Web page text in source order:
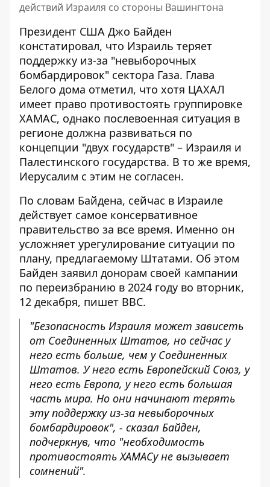
действий Израиля со стороны Вашингтона
Президент США Джо Байден
констатировал, что Израиль теряет
поддержку из-за "невыборочных
бомбардировок" сектора Газа. Глава
Белого дома отметил, что хотя ЦАХАЛ
имеет право противостоять группировке
ХАМАС, однако послевоенная ситуация в
регионе должна развиваться по
концепции "двух государств" – Израиля и
Палестинского государства. В то же время,
Иерусалим с этим не согласен.
По словам Байдена, сейчас в Израиле
действует самое консервативное
правительство за все время. Именно он
усложняет урегулирование ситуации по
плану, предлагаемому Штатами. Об этом
Байден заявил донорам своей кампании
по переизбранию в 2024 году во вторник,
12 декабря, пишет BBC.
"Безопасность Израиля может зависеть
от Соединенных Штатов, но сейчас у
него есть больше, чем у Соединенных
Штатов. У него есть Европейский Союз, у
него есть Европа, у него есть большая
часть мира. Но они начинают терять
эту поддержку из-за невыборочных
бомбардировок", - сказал Байден,
подчеркнув, что "необходимость
противостоять ХАМАСу не вызывает
сомнений".